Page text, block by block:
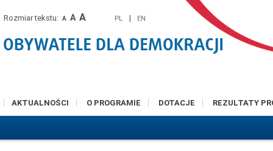
Rozmiar tekstu: A A A PL | EN
AKTUALNOŚCI O PROGRAMIE DOTACJE REZULTATY